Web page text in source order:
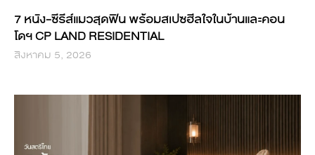
7 หนัง-ซีรีส์แมวสุดฟิน พร้อมสเปซฮีลใจในบ้านและคอน
โดฯ CP LAND RESIDENTIAL
สิงหาคม 5, 2026